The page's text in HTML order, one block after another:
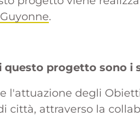
.
questo progetto sono i
l'attuazione degli
città, attraverso la